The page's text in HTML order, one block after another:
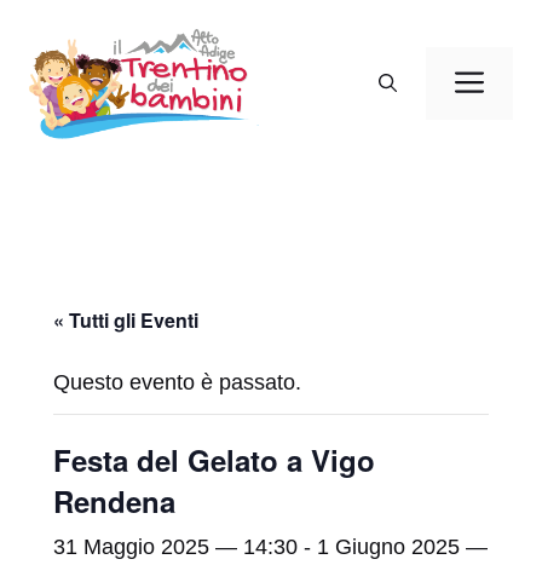
contenuto
« Tutti gli Eventi
Questo evento è passato.
Festa del Gelato a Vigo
Rendena
31 Maggio 2025 — 14:30 - 1 Giugno 2025 —